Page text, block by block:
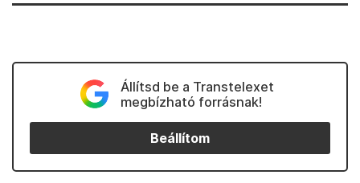
Állítsd be a Transtelexet
megbízható forrásnak!
Beállítom